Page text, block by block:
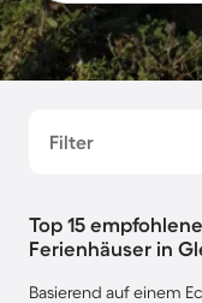
Filter
Top 15
Ferienhäuser in
Basierend auf einem